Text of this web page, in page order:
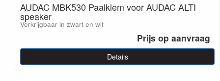
AUDAC MBK530 Paalklem voor AUDAC ALTI
speaker
Verkrijgbaar in zwart en wit
Prijs op aanvraag
Details